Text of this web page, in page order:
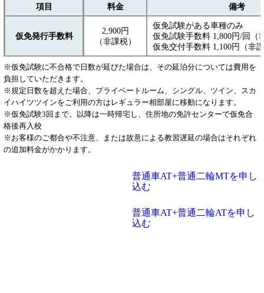
項目 料金 備考
仮免発行手数料
2,900円
（非課税）
仮免試験がある車種のみ
仮免試験手数料 1,800円/回（
仮免交付手数料 1,100円（非
※仮免試験に不合格で日数が延びた場合は、その延泊分については費用を
負担していただきます。
※規定日数を超えた場合、プライベートルーム、シングル、ツイン、スカ
イハイツツインをご利用の方はレギュラー相部屋に移動になります。
※仮免試験3回まで。以降は一時帰宅し、住所地の免許センターで仮免合
格後再入校
※お客様のご都合や不注意、または故意による教習遅延の場合はそれぞれ
の追加料金がかかります。
普通車AT+普通二輪MTを申し
込む
普通車AT+普通二輪ATを申し
込む